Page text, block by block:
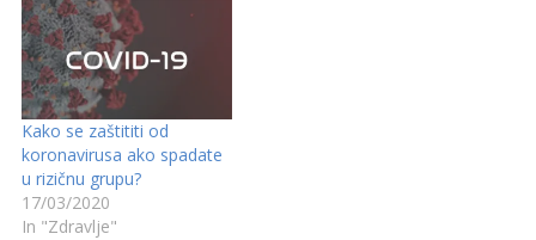
Kako se zaštititi od
koronavirusa ako spadate
u rizičnu grupu?
17/03/2020
In "Zdravlje"